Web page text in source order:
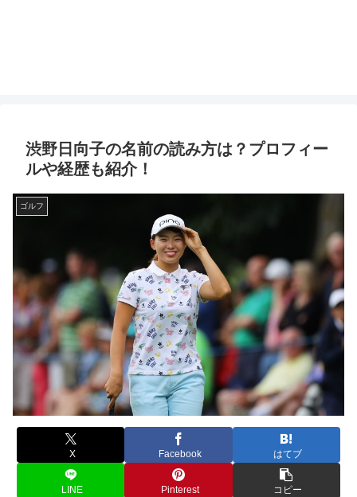
渋野日向子の名前の読み方は？プロフィー
ルや経歴も紹介！
ゴルフ
X Facebook はてブ
LINE Pinterest コピー